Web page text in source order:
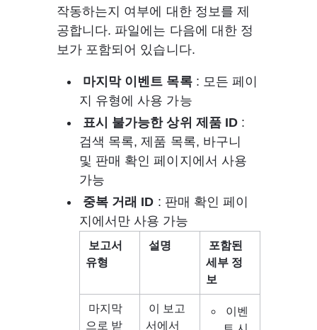
작동하는지 여부에 대한 정보를 제
공합니다. 파일에는 다음에 대한 정
보가 포함되어 있습니다.
마지막 이벤트 목록 : 모든 페이
지 유형에 사용 가능
표시 불가능한 상위 제품 ID :
검색 목록, 제품 목록, 바구니
및 판매 확인 페이지에서 사용
가능
중복 거래 ID : 판매 확인 페이
지에서만 사용 가능
보고서
유형
설명
포함된
세부 정
보
으로 받
이 보고
서에서